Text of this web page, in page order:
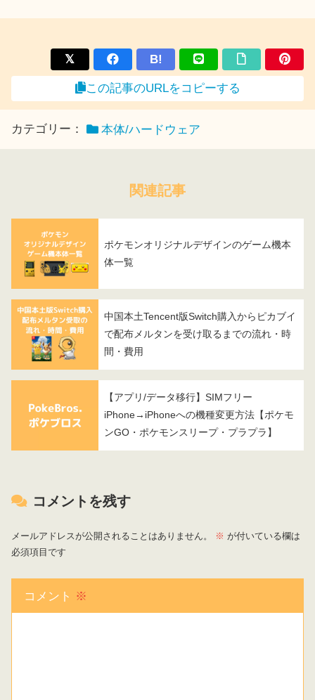
B!
この記事のURLをコピーする
カテゴリー： 本体/ハードウェア
関連記事
ポケモンオリジナルデザインのゲーム機本
体一覧
中国本土Tencent版Switch購入からピカブイ
で配布メルタンを受け取るまでの流れ・時
間・費用
【アプリ/データ移行】SIMフリー
iPhone→iPhoneへの機種変更方法【ポケモ
ンGO・ポケモンスリープ・プラプラ】
コメントを残す
メールアドレスが公開されることはありません。 ※ が付いている欄は
必須項目です
コメント ※